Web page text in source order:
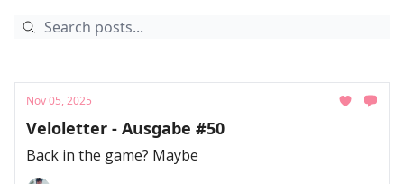
Nov 05, 2025
Veloletter - Ausgabe #50
Back in the game? Maybe